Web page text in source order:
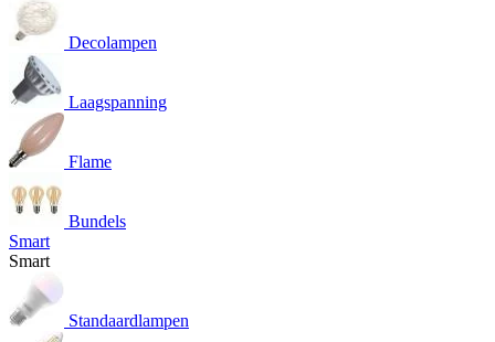
Decolampen
Laagspanning
Flame
Bundels
Smart
Smart
Standaardlampen